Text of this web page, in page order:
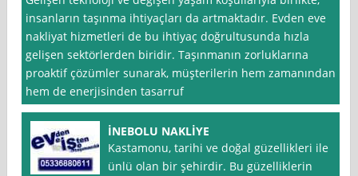
insanların taşınma ihtiyaçları da artmaktadır. Evden eve
nakliyat hizmetleri de bu ihtiyaç doğrultusunda hızla
gelişen sektörlerden biridir. Taşınmanın zorluklarına
proaktif çözümler sunarak, müşterilerin hem zamanından
hem de enerjisinden tasarruf
İNEBOLU NAKLİYE
Kastamonu, tarihi ve doğal güzellikleri ile
ünlü olan bir şehirdir. Bu güzelliklerin